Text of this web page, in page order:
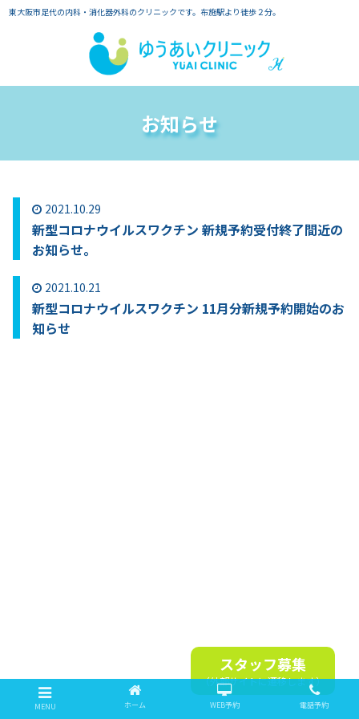
東大阪市足代の内科・消化器外科のクリニックです。布施駅より徒歩２分。
スタッフ募集
（外部サイトに遷移します）
お知らせ
2021.10.29
新型コロナウイルスワクチン 新規予約受付終了間近の
お知らせ。
2021.10.21
新型コロナウイルスワクチン 11月分新規予約開始のお
知らせ
MENU ホーム WEB予約 電話予約